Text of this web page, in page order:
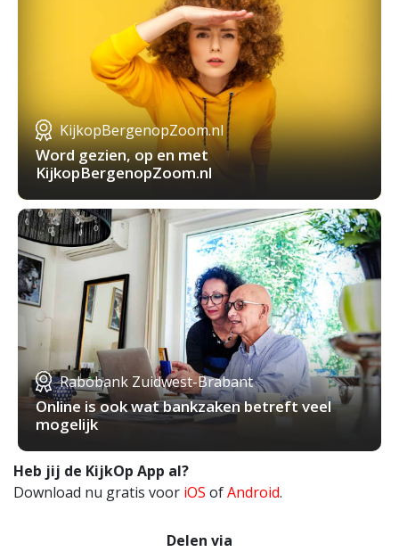
KijkopBergenopZoom.nl
Word gezien, op en met
KijkopBergenopZoom.nl
Rabobank Zuidwest-Brabant
Online is ook wat bankzaken betreft veel
mogelijk
Heb jij de KijkOp App al?
Download nu gratis voor iOS ofAndroid.
Delen via